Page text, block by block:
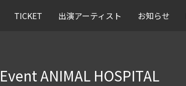
TICKET 出演アーティスト お知らせ
ANIMAL HOSPITAL